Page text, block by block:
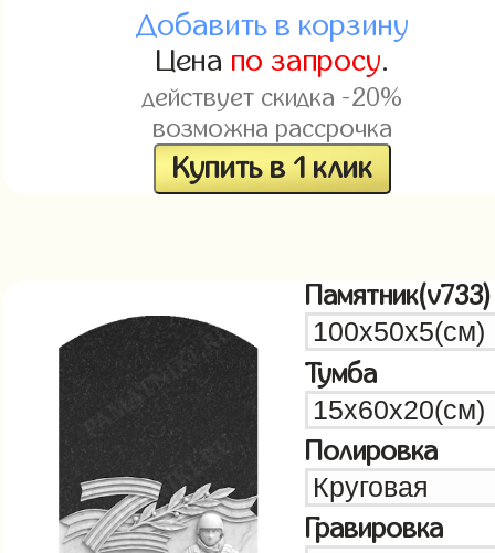
Добавить в корзину
Цена по запросу.
действует скидка -20%
возможна рассрочка
Купить в 1 клик
Памятник(v733)
Тумба
Полировка
Гравировка